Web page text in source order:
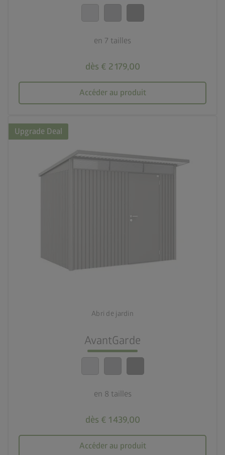
en 7 tailles
dès € 2 179,00
Accéder au produit
calendar_month
Abri de jardin
AvantGarde
en 8 tailles
dès € 1 439,00
Accéder au produit
3 couleurs
Le meilleur niveau de sécurité
calendar_month
Upgrade Deal